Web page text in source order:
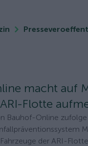
macht auf
Flotte
Bauhof-Online zufolge
der ARI-